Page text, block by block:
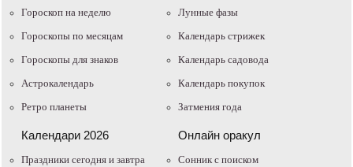
Гороскоп на неделю
Гороскопы по месяцам
Гороскопы для знаков
Астрокалендарь
Ретро планеты
Лунные фазы
Календарь стрижек
Календарь садовода
Календарь покупок
Затмения года
Календари 2026
Праздники сегодня и завтра
Онлайн оракул
Cонник с поиском